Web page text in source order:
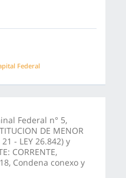
Federal
Federal n° 5,
DE MENOR
21 - LEY 26.842) y
CORRENTE,
Condena conexo y